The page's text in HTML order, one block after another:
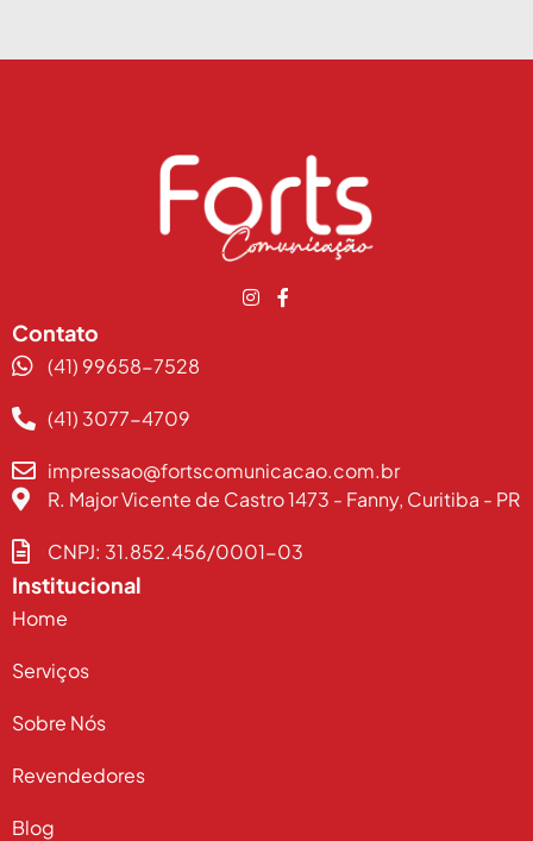
Contato
(41) 99658-7528
(41) 3077-4709
impressao@fortscomunicacao.com.br
R. Major Vicente de Castro 1473 - Fanny, Curitiba - PR
CNPJ: 31.852.456/0001-03
Institucional
Home
Serviços
Sobre Nós
Revendedores
Blog